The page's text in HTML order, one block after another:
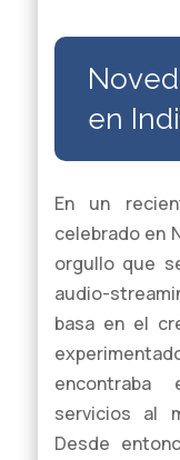
en
En un
celebrado en
orgullo que
audio-
basa en el
servicios al
Desde